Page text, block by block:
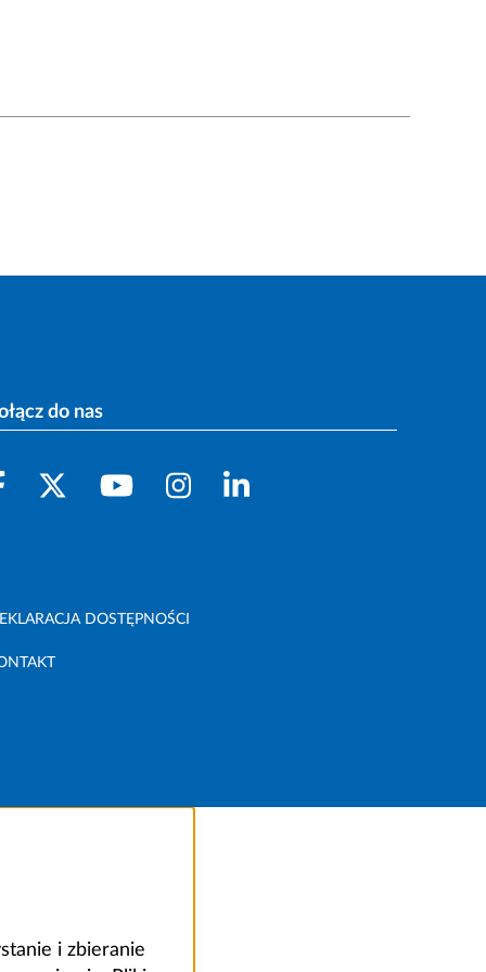
do nas
DOSTĘPNOŚCI
i zbieranie